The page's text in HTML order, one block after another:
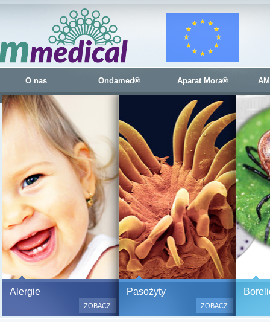
O nas Ondamed® Aparat Mora®
Alergie
Bezbolesne testy alergiczne
500 alergenów oraz zabiegi
odczulające.
ZOBACZ
Pasożyty
ZOBACZ